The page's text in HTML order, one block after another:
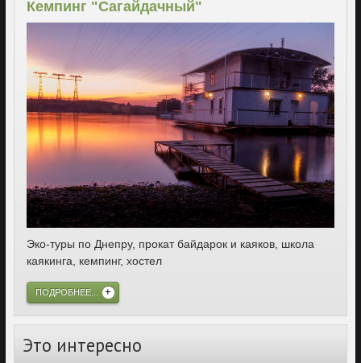
Кемпинг "Сагайдачный"
Эко-туры по Днепру, прокат байдарок и каяков, школа
каякинга, кемпинг, хостел
ПОДРОБНЕЕ...
Это интересно